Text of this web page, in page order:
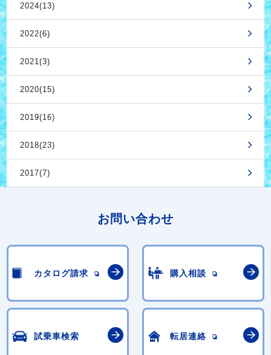
2024(13)
2022(6)
2021(3)
2020(15)
2019(16)
2018(23)
2017(7)
お問い合わせ
カタログ請求 購入相談
試乗車検索 転居連絡